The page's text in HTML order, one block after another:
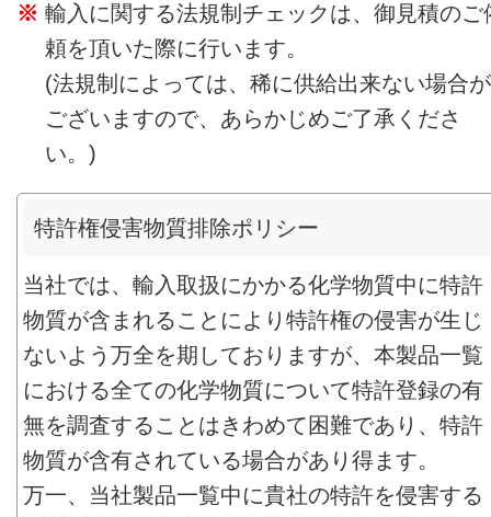
輸入に関する法規制チェックは、御見積のご
頼を頂いた際に行います。
(法規制によっては、稀に供給出来ない場合が
ございますので、あらかじめご了承くださ
い。)
特許権侵害物質排除ポリシー
当社では、輸入取扱にかかる化学物質中に特許
物質が含まれることにより特許権の侵害が生じ
ないよう万全を期しておりますが、本製品一覧
における全ての化学物質について特許登録の有
無を調査することはきわめて困難であり、特許
物質が含有されている場合があり得ます。
万一、当社製品一覧中に貴社の特許を侵害する